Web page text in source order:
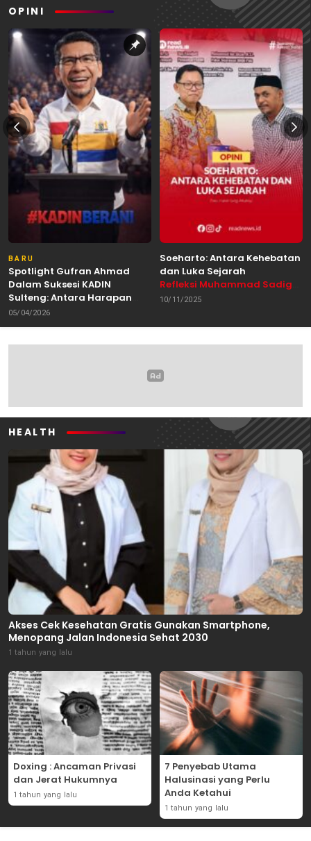
OPINI
BARU
Spotlight Gufran Ahmad
Dalam Suksesi KADIN
Sulteng: Antara Harapan
dan Kebutuhan Perubahan
Oleh: Anshar Munir
05/04/2026
Soeharto: Antara Kehebatan
dan Luka Sejarah
Refleksi Muhammad Sadig
Alhabsyie, Akademisi UIN
Pemerhati Gerakan
10/11/2025
HEALTH
Akses Cek Kesehatan Gratis Gunakan Smartphone,
Menopang Jalan Indonesia Sehat 2030
1 tahun yang lalu
Doxing : Ancaman Privasi
dan Jerat Hukumnya
1 tahun yang lalu
7 Penyebab Utama
Halusinasi yang Perlu
Anda Ketahui
1 tahun yang lalu